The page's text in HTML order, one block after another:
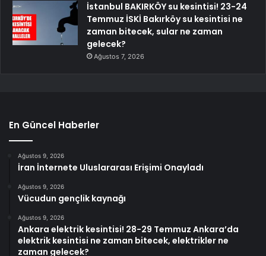
İstanbul BAKIRKÖY su kesintisi! 23-24
Temmuz İSKİ Bakırköy su kesintisi ne
zaman bitecek, sular ne zaman
gelecek?
Ağustos 7, 2026
En Güncel Haberler
Ağustos 9, 2026
İran İnternete Uluslararası Erişimi Onayladı
Ağustos 9, 2026
Vücudun gençlik kaynağı
Ağustos 9, 2026
Ankara elektrik kesintisi! 28-29 Temmuz Ankara’da
elektrik kesintisi ne zaman bitecek, elektrikler ne
zaman gelecek?